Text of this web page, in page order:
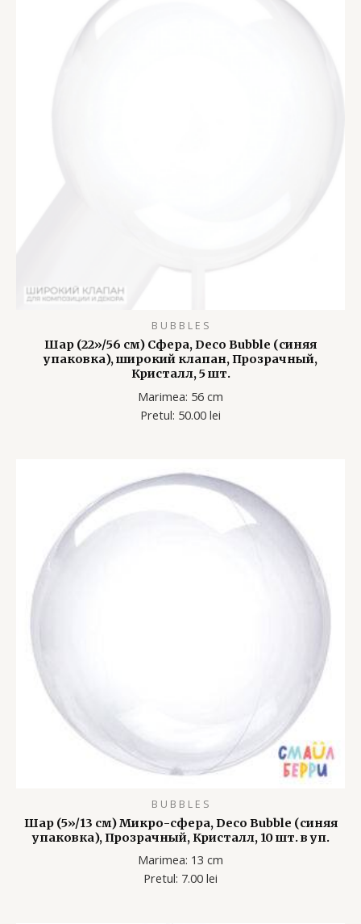
B U B B L E S
Шар (22»/56 см) Сфера, Deco Bubble (синяя
упаковка), широкий клапан, Прозрачный,
Кристалл, 5 шт.
Marimea: 56 cm
Pretul: 50.00 lei
B U B B L E S
Шар (5»/13 см) Микро-сфера, Deco Bubble (синяя
упаковка), Прозрачный, Кристалл, 10 шт. в уп.
Marimea: 13 cm
Pretul: 7.00 lei